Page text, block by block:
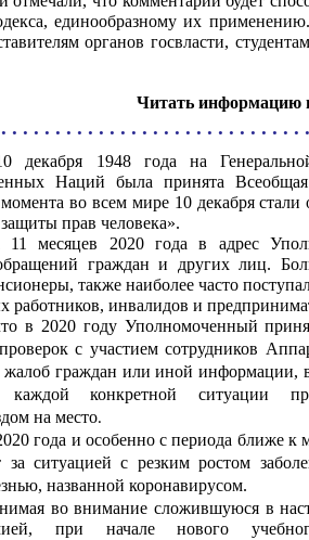
единообразному их
органов госвласти,
Читать
. . . . . . . . . . . . . . . . . . . . . . . . . .
декабря 1948 года на
Наций была принята
во всем мире 10 декабря стали
прав человека».
месяцев 2020 года в адрес
граждан и других лиц.
также наиболее часто
работников, инвалидов и
в 2020 году Уполномоченный
с участием сотрудников
жалоб граждан или иной информации,
конкретной ситуации
на место.
года и особенно с периода ближе к
ситуацией с резким ростом
названной коронавирусом.
во внимание сложившуюся в
при начале нового